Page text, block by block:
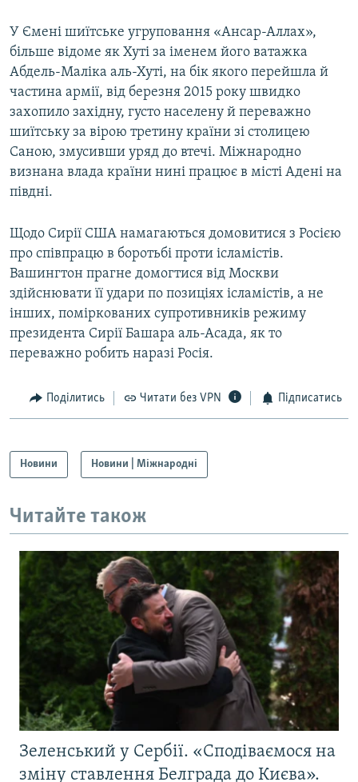
У Ємені шиїтське угруповання «Ансар-Аллах»,
більше відоме як Хуті за іменем його ватажка
Абдель-Маліка аль-Хуті, на бік якого перейшла й
частина армії, від березня 2015 року швидко
захопило західну, густо населену й переважно
шиїтську за вірою третину країни зі столицею
Саною, змусивши уряд до втечі. Міжнародно
визнана влада країни нині працює в місті Адені на
півдні.
Щодо Сирії США намагаються домовитися з Росією
про співпрацю в боротьбі проти ісламістів.
Вашингтон прагне домогтися від Москви
здійснювати її удари по позиціях ісламістів, а не
інших, поміркованих супротивників режиму
президента Сирії Башара аль-Асада, як то
переважно робить наразі Росія.
Поділитись Читати без VPN Підписатись
Новини Новини | Міжнародні
Читайте також
Зеленський у Сербії. «Сподіваємося на
зміну ставлення Белграда до Києва».